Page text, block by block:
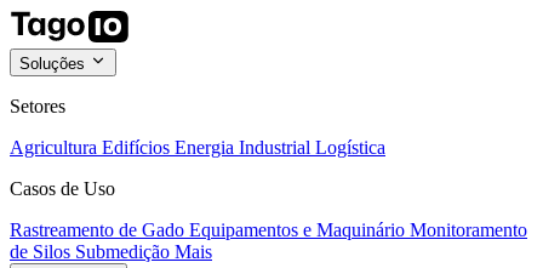
Soluções
Setores
Agricultura Edifícios Energia Industrial Logística
Casos de Uso
Rastreamento de Gado Equipamentos e Maquinário Monitoramento
de Silos Submedição Mais